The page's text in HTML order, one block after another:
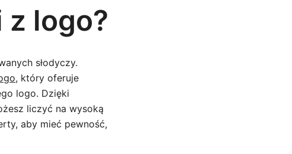
logo?
słodyczy.
, który oferuje
logo. Dzięki
liczyć na wysoką
aby mieć pewność,